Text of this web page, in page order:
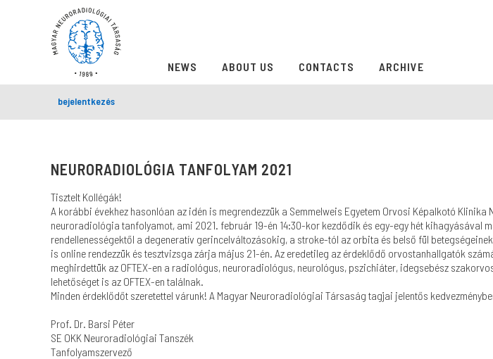
NEWS ABOUT US CONTACTS ARCHIVE
bejelentkezés
NEURORADIOLÓGIA TANFOLYAM 2021
Tisztelt Kollégák!
A korábbi évekhez hasonlóan az idén is megrendezzük a Semmelweis Egyetem Orvosi Képalkotó
neuroradiológia tanfolyamot, ami 2021. február 19-én 14:30-kor kezdődik és egy-egy hét kihagyásával
rendellenességektől a degeneratív gerincelváltozásokig, a stroke-tól az orbita és belső fül
is online rendezzük és tesztvizsga zárja május 21-én. Az eredetileg az érdeklődő orvostanhallgatók
meghirdettük az OFTEX-en a radiológus, neuroradiológus, neurológus, pszichiáter, idegsebész
lehetőséget is az OFTEX-en találnak.
Minden érdeklődőt szeretettel várunk! A Magyar Neuroradiológiai Társaság tagjai jelentős
Prof. Dr. Barsi Péter
SE OKK Neuroradiológiai Tanszék
Tanfolyamszervező